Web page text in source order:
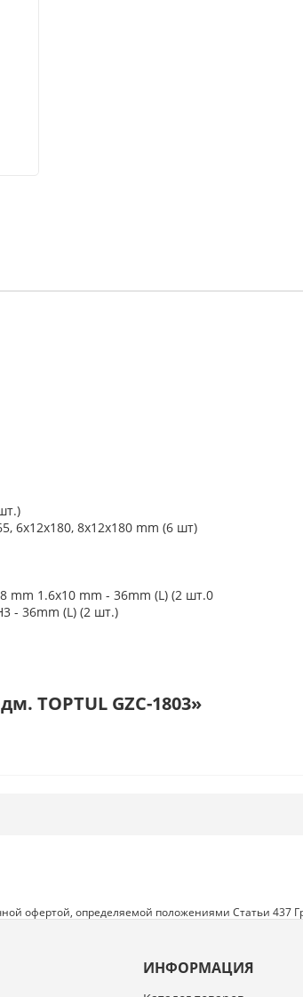
6x12x180, 8x12x180 mm (6 шт)
mm 1.6x10 mm - 36mm (L) (2 шт.0
- 36mm (L) (2 шт.)
TOPTUL GZC-1803»
офертой, определяемой положениями Статьи 437
ИНФОРМАЦИЯ